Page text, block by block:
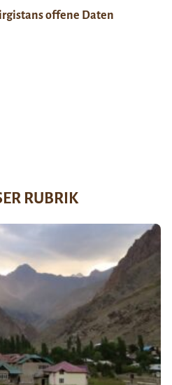
offene Daten
RUBRIK